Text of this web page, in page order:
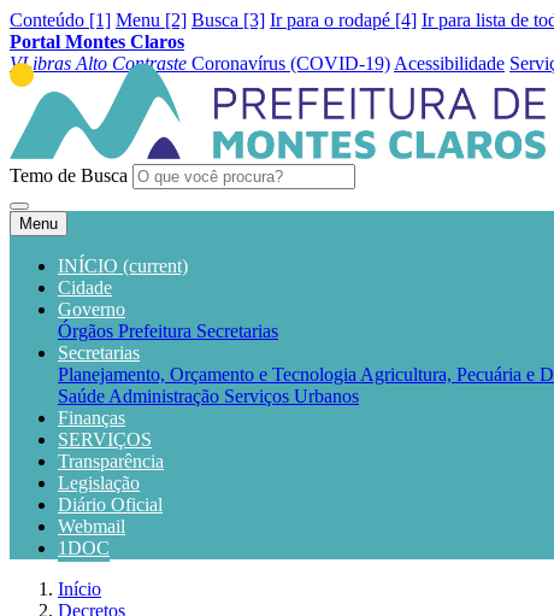
Conteúdo [1] Menu [2] Busca [3] Ir para o rodapé [4] Ir para lista de
Portal Montes Claros
VLibras Alto Contraste Coronavírus (COVID-19) Acessibilidade
Temo de Busca
Menu
INÍCIO (current)
Cidade
Governo
Órgãos Prefeitura Secretarias
Secretarias
Planejamento, Orçamento e Tecnologia Agricultura, Pecuária e
Saúde Administração Serviços Urbanos
Finanças
SERVIÇOS
Transparência
Legislação
Diário Oficial
Webmail
1DOC
Início
Decretos